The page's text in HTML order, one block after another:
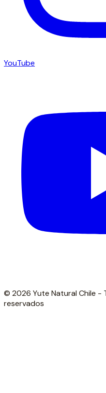
YouTube
© 2026 Yute Natural Chile -
reservados